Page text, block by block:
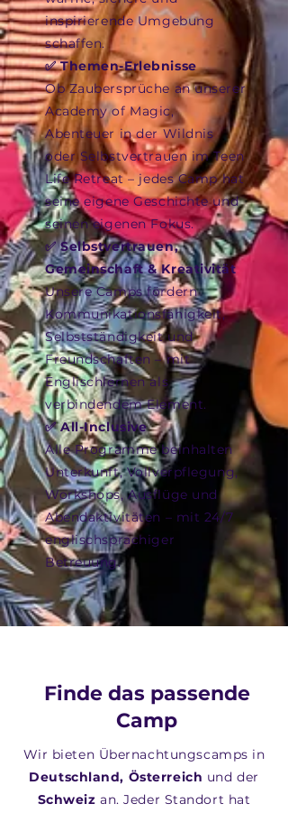
inspirierende Umgebung
schaffen.
✅ Themen-Erlebnisse
Ob Zaubersprüche an unserer
Academy of Magic,
Abenteuer in der Wildnis
oder Selbstvertrauen im Teen
Life Retreat – jedes Camp hat
seine eigene Geschichte und
seinen eigenen Fokus.
✅ Selbstvertrauen,
Gemeinschaft & Kreativität
Unsere Camps fördern
Kommunikationsfähigkeit,
Selbstständigkeit und
Freundschaften – mit
Englischlernen als
verbindendem Element.
✅ All-Inclusive
Alle Programme beinhalten
Unterkunft, Vollverpflegung,
Workshops, Ausflüge und
Abendaktivitäten – mit 24/7
englischsprachiger
Betreuung.
Finde das passende
Camp
Wir bieten Übernachtungscamps in
Deutschland, Österreich und der
Schweiz an. Jeder Standort hat